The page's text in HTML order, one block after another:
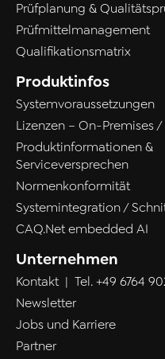
Prüfplanung &
Prüfmittelmanagement
Qualifikationsmatrix
Produktinfos
Systemvoraussetzungen
Lizenzen – On-Premises /
Produktinformationen &
Serviceversprechen
Normenkonformität
Systemintegration /
CAQ.Net embedded AI
Unternehmen
Kontakt| Tel. +49 6764
Newsletter
Jobs und Karriere
Partner